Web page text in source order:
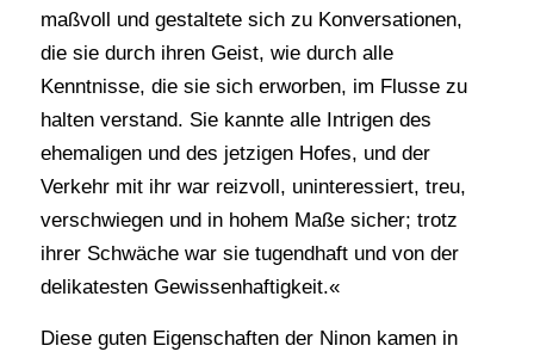
maßvoll und gestaltete sich zu Konversationen,
die sie durch ihren Geist, wie durch alle
Kenntnisse, die sie sich erworben, im Flusse zu
halten verstand. Sie kannte alle Intrigen des
ehemaligen und des jetzigen Hofes, und der
Verkehr mit ihr war reizvoll, uninteressiert, treu,
verschwiegen und in hohem Maße sicher; trotz
ihrer Schwäche war sie tugendhaft und von der
delikatesten Gewissenhaftigkeit.«
Diese guten Eigenschaften der Ninon kamen in